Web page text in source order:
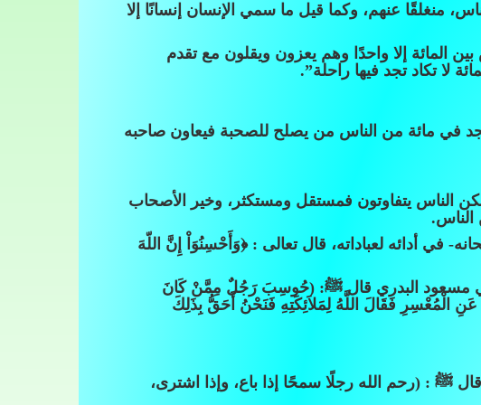
منغلقًا عنهم، وكما قيل ما سمي الإنسان إنسانًا إلا
المائة إلا واحدًا وهم يعزون ويقلون مع تقدم
لا تكاد تجد فيها راحلة”.
تجد في مائة من الناس من يصلح للصحبة فيعاون صاحبه
الناس يتفاوتون فمستقل ومستكثر، وخير الأصحاب
الناس.
في أدائه لعباداته، قال تعالى : ﴿وَأَحْسِنُوَاْ إِنَّ اللّهَ
مسعود البدري قال ﷺ: (حُوسِبَ رَجُلٌ مِمَّنْ كَانَ
الْمُعْسِرِ فَقَالَ اللَّهُ لِمَلاَئِكَتِهِ فَنَحْنُ أَحَقُّ بِذَلِكَ
ﷺ : (رحم الله رجلًا سمحًا إذا باع، وإذا اشترى،